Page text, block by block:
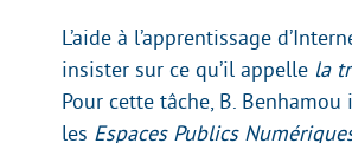
L’aide à l’apprentissage
insister sur ce qu’il appelle la
Pour cette tâche, B.
les Espaces Publics